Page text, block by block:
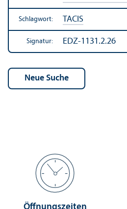
Schlagwort: TACIS
Signatur: EDZ-1131.2.26